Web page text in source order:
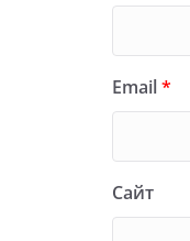
Email*
Сайт